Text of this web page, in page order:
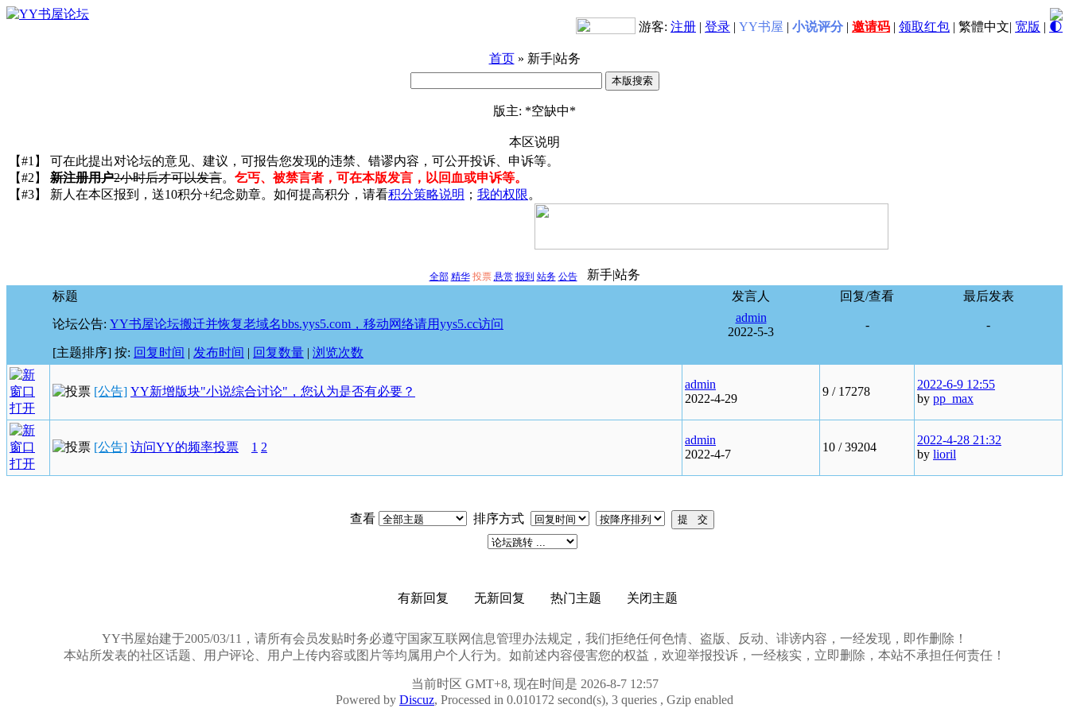
游客: 注册 | 登录 | YY书屋 | 小说评分 | 邀请码 | 领取红包 | 繁體中文| 宽版 | 🌓
首页» 新手|站务
版主: *空缺中*
本区说明
【#1】 可在此提出对论坛的意见、建议，可报告您发现的违禁、错谬内容，可公开投诉、申诉等。
【#2】 新注册用户2小时后才可以发言。 乞丐、被禁言者，可在本版发言，以回血或申诉等。
【#3】 新人在本区报到，送10积分+纪念勋章。如何提高积分，请看积分策略说明 ； 我的权限。
全部 精华 投票 悬赏 报到 站务 公告
新手|站务
标题
发言人 回复/查看 最后发表
论坛公告: YY书屋论坛搬迁并恢复老域名bbs.yys5.com，移动网络请用yys5.cc访问
admin
2022-5-3
- -
[主题排序] 按: 回复时间 | 发布时间 | 回复数量 | 浏览次数
[公告] YY新增版块"小说综合讨论"，您认为是否有必要？
admin
2022-4-29
9 / 17278
2022-6-9 12:55
by pp_max
[公告] 访问YY的频率投票 1 2
admin
2022-4-7
10 /39204
2022-4-28 21:32
by lioril
查看 排序方式
有新回复 无新回复 热门主题 关闭主题
YY书屋始建于2005/03/11，请所有会员发贴时务必遵守国家互联网信息管理办法规定，我们拒绝任何色情、盗版、反动、诽谤内容，一经发现，即作删除！
本站所发表的社区话题、用户评论、用户上传内容或图片等均属用户个人行为。如前述内容侵害您的权益，欢迎举报投诉，一经核实，立即删除，本站不承担任何责任！
当前时区 GMT+8, 现在时间是 2026-8-7 12:57
Powered by Discuz, Processed in 0.010172 second(s), 3 queries , Gzip enabled